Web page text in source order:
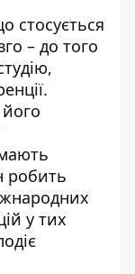
стосується
– до того
робить
у тих